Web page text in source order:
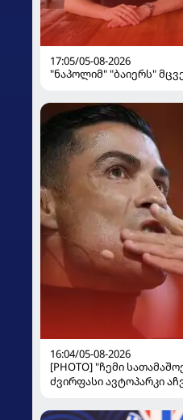
17:05/05-08-2026
"ნაპოლიმ" "ბაიერს"
16:04/05-08-2026
[PHOTO] "ჩემი
ძვირფასი ავტოპარკი